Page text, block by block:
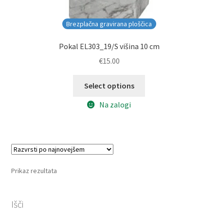
Brezplačna gravirana ploščica
Pokal EL303_19/S višina 10 cm
€15.00
Select options
Na zalogi
Prikaz rezultata
Išči